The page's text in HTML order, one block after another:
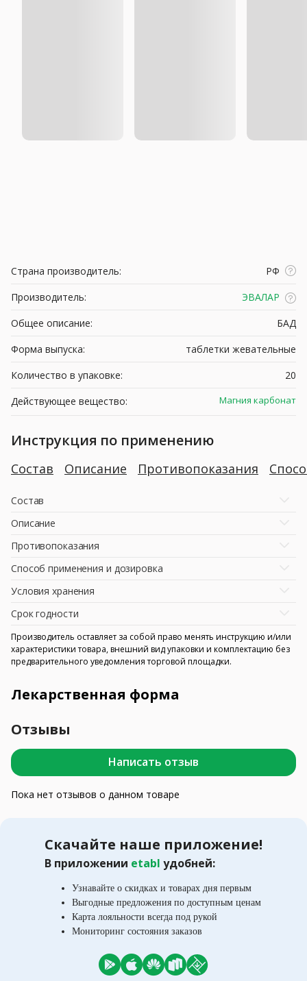
Страна производитель:
РФ
Производитель:
ЭВАЛАР
Общее описание:
БАД
Форма выпуска:
таблетки жевательные
Количество в упаковке:
20
Действующее вещество:
Магния карбонат
Инструкция по применению
Состав Описание Противопоказания
Состав
Описание
Противопоказания
Способ применения и дозировка
Условия хранения
Срок годности
Производитель оставляет за собой право менять инструкцию и/или
характеристики товара, внешний вид упаковки и комплектацию без
предварительного уведомления торговой площадки.
Лекарственная форма
Отзывы
Написать отзыв
Пока нет отзывов о данном товаре
Скачайте наше приложение!
В приложении etabl удобней:
Узнавайте о скидках и товарах дня первым
Выгодные предложения по доступным ценам
Карта лояльности всегда под рукой
Мониторинг состояния заказов